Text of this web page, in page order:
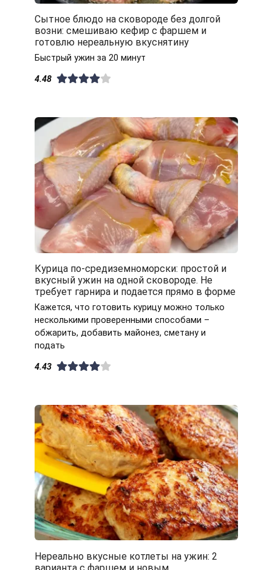
Сытное блюдо на сковороде без долгой
возни: смешиваю кефир с фаршем и
готовлю нереальную вкуснятину
Быстрый ужин за 20 минут
4.48
Курица по-средиземноморски: простой и
вкусный ужин на одной сковороде. Не
требует гарнира и подается прямо в форме
Кажется, что готовить курицу можно только
несколькими проверенными способами –
обжарить, добавить майонез, сметану и
подать
4.43
Нереально вкусные котлеты на ужин: 2
варианта с фаршем и новым